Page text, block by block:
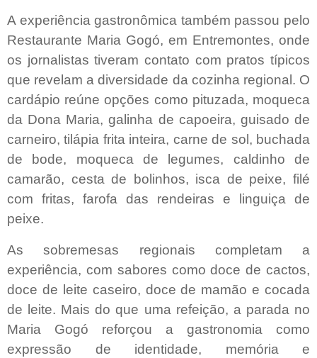
A experiência gastronômica também passou pelo
Restaurante Maria Gogó, em Entremontes, onde
os jornalistas tiveram contato com pratos típicos
que revelam a diversidade da cozinha regional. O
cardápio reúne opções como pituzada, moqueca
da Dona Maria, galinha de capoeira, guisado de
carneiro, tilápia frita inteira, carne de sol, buchada
de bode, moqueca de legumes, caldinho de
camarão, cesta de bolinhos, isca de peixe, filé
com fritas, farofa das rendeiras e linguiça de
peixe.
As sobremesas regionais completam a
experiência, com sabores como doce de cactos,
doce de leite caseiro, doce de mamão e cocada
de leite. Mais do que uma refeição, a parada no
Maria Gogó reforçou a gastronomia como
expressão de identidade, memória e